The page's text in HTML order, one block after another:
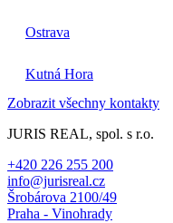
Ostrava
Kutná Hora
Zobrazit všechny kontakty
JURIS REAL, spol. s r.o.
+420 226 255 200
info@jurisreal.cz
Šrobárova 2100/49
Praha - Vinohrady